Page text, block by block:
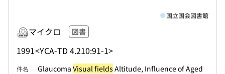
マイクロ 図書
1991<YCA-TD 4.210:91-1>
国立国会図書館
件名 Glaucoma Visual fields Altitude, Influence of Aged